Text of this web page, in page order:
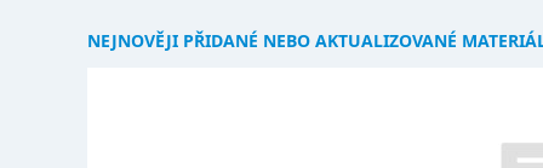
NEJNOVĚJI PŘIDANÉ NEBO AKTUALIZOVANÉ